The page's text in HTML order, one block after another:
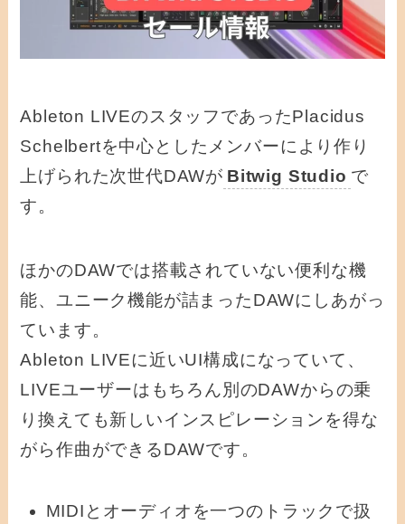
Ableton LIVEのスタッフであったPlacidus
Schelbertを中心としたメンバーにより作り
上げられた次世代DAWが Bitwig Studio で
す。
ほかのDAWでは搭載されていない便利な機
能、ユニーク機能が詰まったDAWにしあがっ
ています。
Ableton LIVEに近いUI構成になっていて、
LIVEユーザーはもちろん別のDAWからの乗
り換えても新しいインスピレーションを得な
がら作曲ができるDAWです。
MIDIとオーディオを一つのトラックで扱